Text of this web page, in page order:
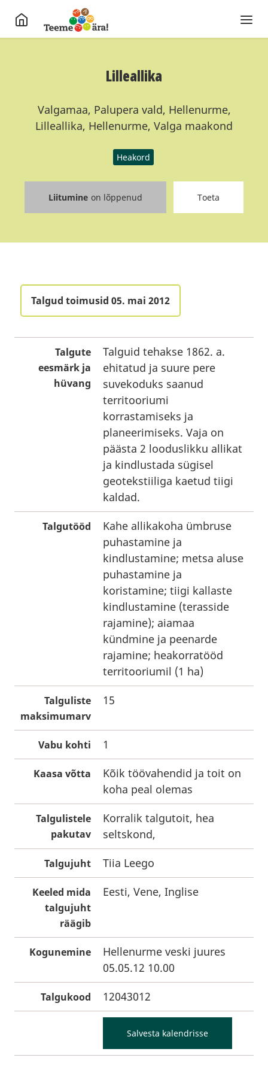
Lilleallika
Valgamaa, Palupera vald, Hellenurme,
Lilleallika, Hellenurme, Valga maakond
Heakord
Liitumine on lõppenud Toeta
Talgud toimusid 05. mai 2012
Talgute
eesmärk ja
hüvang
Talguid tehakse 1862. a.
ehitatud ja suure pere
suvekoduks saanud
territooriumi
korrastamiseks ja
planeerimiseks. Vaja on
päästa 2 looduslikku allikat
ja kindlustada sügisel
geotekstiiliga kaetud tiigi
kaldad.
Talgutööd
Kahe allikakoha ümbruse
puhastamine ja
kindlustamine; metsa aluse
puhastamine ja
koristamine; tiigi kallaste
kindlustamine (terasside
rajamine); aiamaa
kündmine ja peenarde
rajamine; heakorratööd
territooriumil (1 ha)
Talguliste
maksimumarv
15
Vabu kohti 1
Kaasa võtta
Kõik töövahendid ja toit on
koha peal olemas
Talgulistele
pakutav
Korralik talgutoit, hea
seltskond,
Talgujuht Tiia Leego
Keeled mida
talgujuht
räägib
Eesti, Vene, Inglise
Kogunemine
Hellenurme veski juures
05.05.12 10.00
Talgukood 12043012
Salvesta kalendrisse